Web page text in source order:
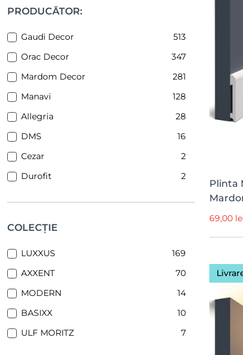
PRODUCĂTOR:
Gaudi Decor
513
Orac Decor
347
Mardom Decor
281
Manavi
128
Allegria
28
DMS
16
Cezar
2
Durofit
2
COLECȚIE
LUXXUS
169
AXXENT
70
MODERN
14
BASIXX
10
ULF MORITZ
7
Plinta
69,00